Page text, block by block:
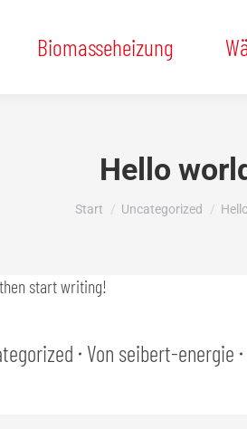
Biomasseheizung
Hello
Sie befinden sich hier:
Start Uncategorized
start writing!
Von seibert-energie